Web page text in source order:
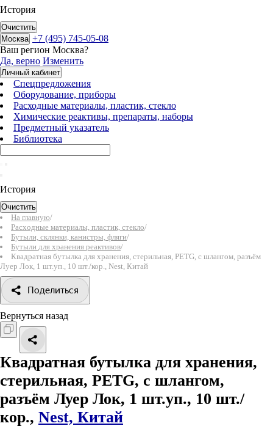
История
Очистить
Москва +7 (495) 745-05-08
Ваш регион Москва?
Да, верно Изменить
Личный кабинет
Спецпредложения
Оборудование, приборы
Расходные материалы, пластик, стекло
Химические реактивы, препараты, наборы
Предметный указатель
Библиотека
История
Очистить
На главную/
Расходные материалы, пластик, стекло/
Бутыли, склянки, канистры, фляги/
Бутыли для хранения реактивов/
Квадратная бутылка для хранения, стерильная, PETG, с шлангом, разъём
Луер Лок, 1 шт.уп., 10 шт./кор., Nest, Китай
Поделиться
Вернуться назад
Квадратная бутылка для хранения,
стерильная, PETG, с шлангом,
разъём Луер Лок, 1 шт.уп., 10 шт./
кор., Nest, Китай